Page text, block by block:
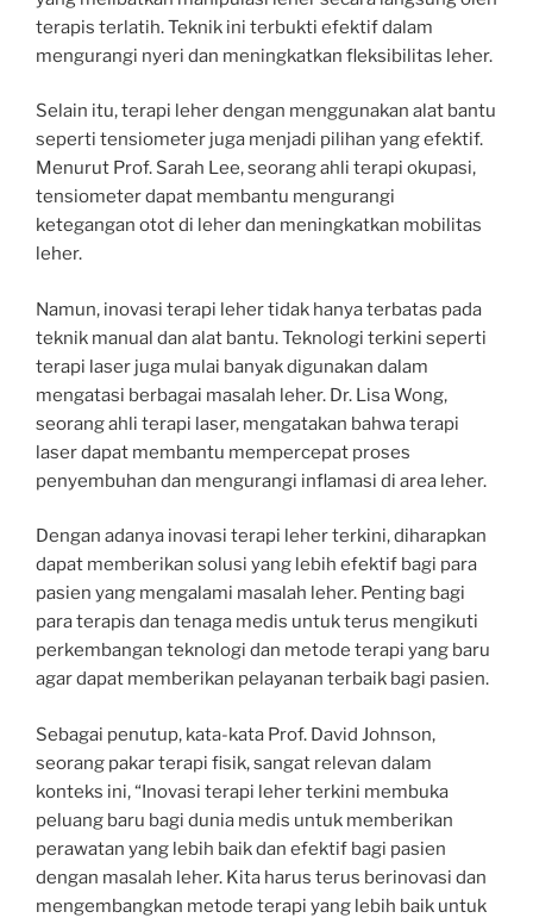
terapis terlatih. Teknik ini terbukti efektif dalam
mengurangi nyeri dan meningkatkan fleksibilitas leher.
Selain itu, terapi leher dengan menggunakan alat bantu
seperti tensiometer juga menjadi pilihan yang efektif.
Menurut Prof. Sarah Lee, seorang ahli terapi okupasi,
tensiometer dapat membantu mengurangi
ketegangan otot di leher dan meningkatkan mobilitas
leher.
Namun, inovasi terapi leher tidak hanya terbatas pada
teknik manual dan alat bantu. Teknologi terkini seperti
terapi laser juga mulai banyak digunakan dalam
mengatasi berbagai masalah leher. Dr. Lisa Wong,
seorang ahli terapi laser, mengatakan bahwa terapi
laser dapat membantu mempercepat proses
penyembuhan dan mengurangi inflamasi di area leher.
Dengan adanya inovasi terapi leher terkini, diharapkan
dapat memberikan solusi yang lebih efektif bagi para
pasien yang mengalami masalah leher. Penting bagi
para terapis dan tenaga medis untuk terus mengikuti
perkembangan teknologi dan metode terapi yang baru
agar dapat memberikan pelayanan terbaik bagi pasien.
Sebagai penutup, kata-kata Prof. David Johnson,
seorang pakar terapi fisik, sangat relevan dalam
konteks ini, “Inovasi terapi leher terkini membuka
peluang baru bagi dunia medis untuk memberikan
perawatan yang lebih baik dan efektif bagi pasien
dengan masalah leher. Kita harus terus berinovasi dan
mengembangkan metode terapi yang lebih baik untuk